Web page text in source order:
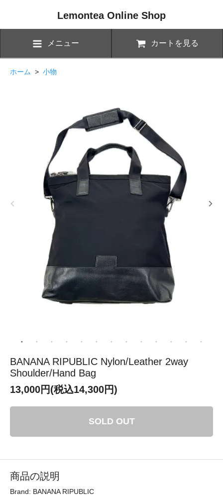
Lemontea Online Shop
メニュー カートを見る
ホーム > 小物
BANANA RIPUBLIC Nylon/Leather 2way
Shoulder/Hand Bag
13,000円(税込14,300円)
SOLD OUT
商品の説明
Brand: BANANA RIPUBLIC